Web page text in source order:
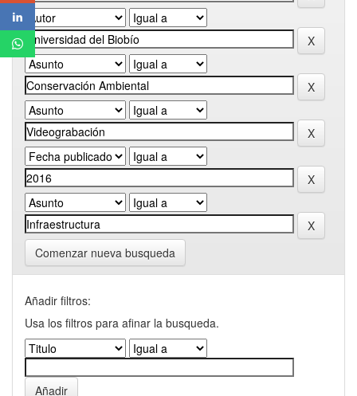
Comenzar nueva busqueda
Añadir filtros:
Usa los filtros para afinar la busqueda.